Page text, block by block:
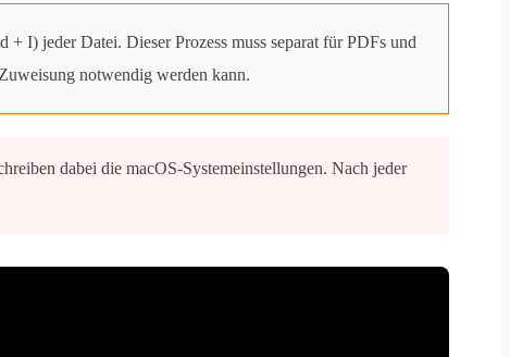
I) jeder Datei. Dieser Prozess muss separat für PDFs und
notwendig werden kann.
dabei die macOS-Systemeinstellungen. Nach jeder